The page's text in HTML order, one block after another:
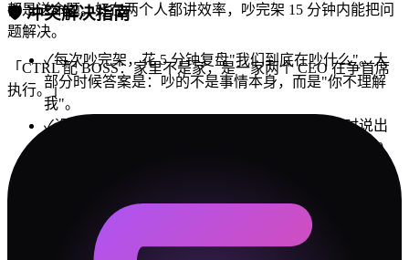
🛡️冲突解决指南
✓每次吵完架，花 5 分钟复盘"我们到底在吵什么"。大
部分时候答案是：吵的不是事情本身，而是"你不理解
我"。
✓设立一个"安全词"——当某一方快要情绪失控时说出
来，双方暂停 15 分钟再继续。比冷战和摔门有效 100
每周轮流一个人完全让步一次
都是送命题。好在两个人都讲效率，吵完架 15 分钟内能把问
题解决。
「 CTRL 配 BOSS：家里不是家，是一家两个 CEO 在争首席
执行。」